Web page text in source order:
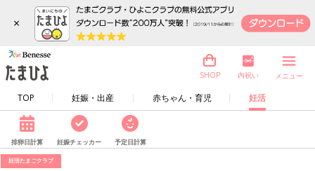
×
TOP 妊娠・出産 赤ちゃん・育児 妊活
SHOP 内祝い メニュー
排卵日計算 妊娠チェッカー 予定日計算
妊活たまごクラブ